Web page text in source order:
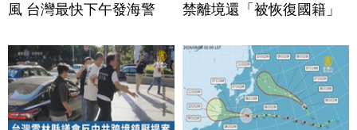
風 台灣最快下午發海警
禁離境還「被恢復國籍」